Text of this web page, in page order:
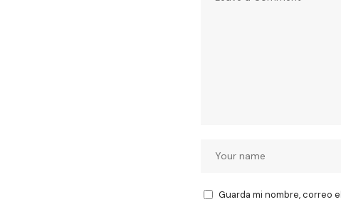
Guarda mi nombre, correo